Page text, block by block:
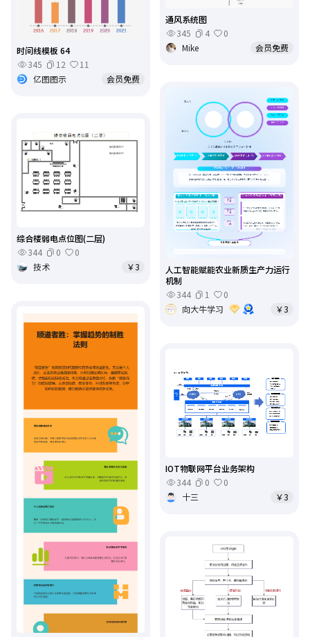
通风系统图
345
4
0
Mike
会员免费
时间线模板 64
345
12
11
亿图图示
会员免费
人工智能赋能农业新质生产力运行
机制
344
1
0
向大牛学习
￥3
综合楼弱电点位图(二层)
344
0
0
技术
￥3
IOT物联网平台业务架构
344
0
0
十三
￥3